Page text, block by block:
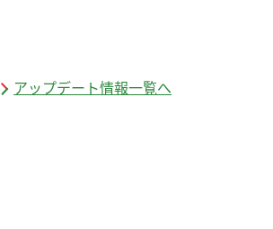
アップデート情報一覧へ